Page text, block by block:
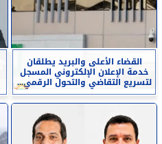
القضاء الأعلى والبريد يطلقان
خدمة الإعلان الإلكتروني المسجل
لتسريع التقاضي والتحول الرقمي...